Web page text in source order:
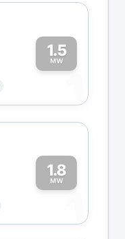
1.5
MW
1
1.8
MW
1